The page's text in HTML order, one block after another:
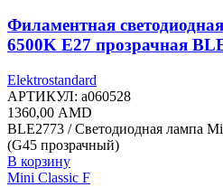
Филаментная
6500K E27 прозрачная
Elektrostandard
АРТИКУЛ: a060528
1360,00 AMD
BLE2773 / Светодиодная лампа
(G45 прозрачный)
В корзину
Mini Classic F